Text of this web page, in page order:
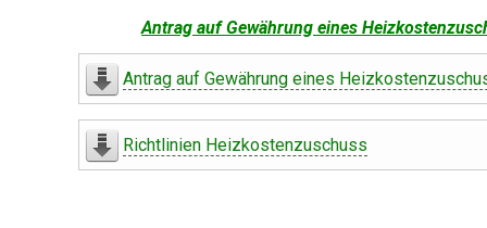
Antrag auf Gewährung eines
Antrag auf Gewährung eines
Richtlinien Heizkostenzuschuss